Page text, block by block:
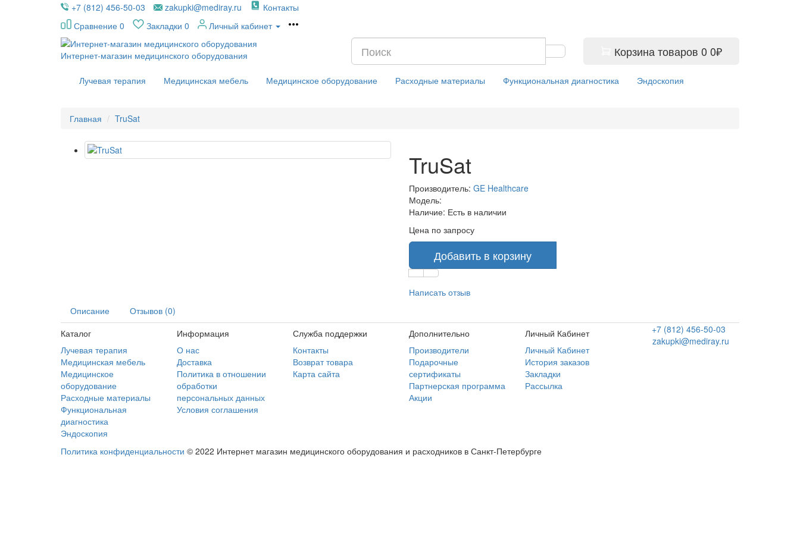
+7 (812) 456-50-03 zakupki@mediray.ru
Контакты
Сравнение 0 Закладки 0 Личный кабинет
Интернет-магазин медицинского оборудования Корзина товаров 0 0₽
Лучевая терапия Медицинская мебель Медицинское оборудование Расходные материалы Функциональная диагностика Эндоскопия
Главная TruSat
TruSat
Производитель: GE Healthcare
Модель:
Наличие: Есть в наличии
Цена по запросу
Добавить в корзину
Написать отзыв
Описание
Отзывов (0)
Каталог
Лучевая терапия
Медицинская мебель
Медицинское
оборудование
Расходные материалы
Функциональная
диагностика
Эндоскопия
Информация
О нас
Доставка
Политика в отношении
обработки
персональных данных
Условия соглашения
Служба поддержки
Контакты
Возврат товара
Карта сайта
Дополнительно
Производители
Подарочные
сертификаты
Партнерская программа
Акции
Личный Кабинет
Личный Кабинет
История заказов
Закладки
Рассылка
+7 (812) 456-50-03
zakupki@mediray.ru
Политика конфиденциальности © 2022 Интернет магазин медицинского оборудования и расходников в Санкт-Петербурге